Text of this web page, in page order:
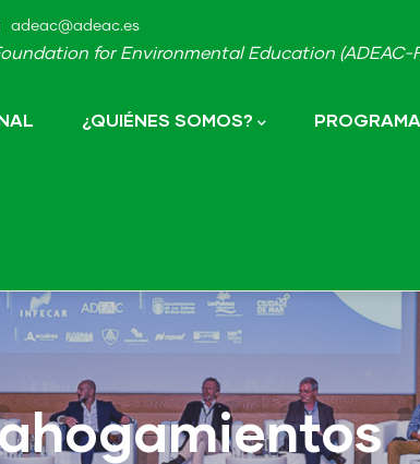
adeac@adeac.es
for Environmental Education (ADEAC-
¿QUIÉNES SOMOS?